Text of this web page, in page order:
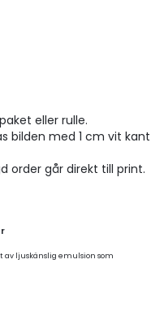
eller rulle.
bilden med 1 cm vit kant
order går direkt till print.
av ljuskänslig emulsion som